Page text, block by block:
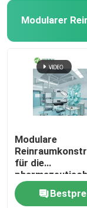
Wand-
Edelstahl-
Medizinische
Modularer
Modulare
für die
Produktion